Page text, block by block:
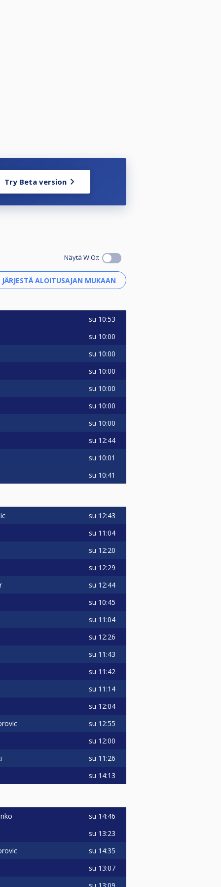
Try Beta version
Näytä W.O:t
su 10:53
su 10:00
su 10:00
su 10:00
su 10:00
su 10:00
su 10:00
su 12:44
su 10:01
su 10:41
su 12:43
su 11:04
su 12:20
su 12:29
su 12:44
su 10:45
su 11:04
su 12:26
su 11:43
su 11:42
su 11:14
su 12:04
su 12:55
su 12:00
su 11:26
su 14:13
su 14:46
su 13:23
su 14:35
su 13:07